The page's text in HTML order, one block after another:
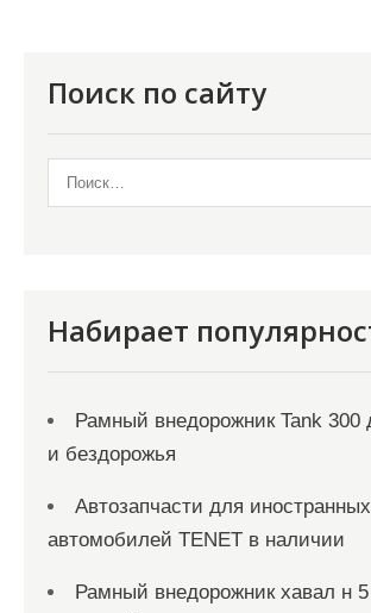
м
Поиск по сайту
Набирает
Рамный внедорожник Tank 300
и бездорожья
Автозапчасти для иностранных
автомобилей TENET в наличии
Рамный внедорожник хавал н